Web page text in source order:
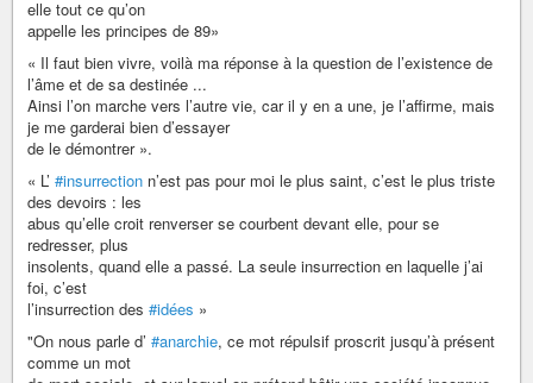
elle tout ce qu’on
appelle les principes de 89»
« Il faut bien vivre, voilà ma réponse à la question de l’existence de
l’âme et de sa destinée ...
Ainsi l’on marche vers l’autre vie, car il y en a une, je l’affirme, mais
je me garderai bien d’essayer
de le démontrer ».
« L’ #insurrection n’est pas pour moi le plus saint, c’est le plus triste
des devoirs : les
abus qu’elle croit renverser se courbent devant elle, pour se
redresser, plus
insolents, quand elle a passé. La seule insurrection en laquelle j’ai
foi, c’est
l’insurrection des #idées »
"On nous parle d’ #anarchie, ce mot répulsif proscrit jusqu’à présent
comme un mot